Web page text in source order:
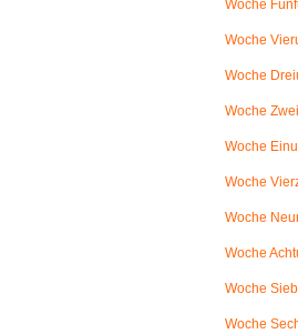
Woche
Woche
Woche
Woche
Woche
Woche
Woche
Woche
Woche
Woche